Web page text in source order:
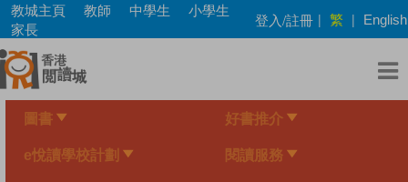
Skip
main
content
教城主頁 教師 中學生
小學生
家長
登入/註冊 | 繁 | English
圖書 好書推介
e悅讀學校計劃 閱讀服務